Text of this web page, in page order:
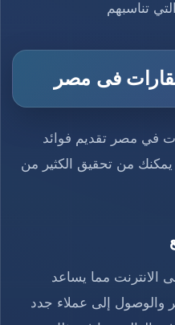
تناسبهم
فى مصر
في مصر تقديم فوائد
يمكنك من تحقيق الكثير من
الانترنت مما يساعد
والوصول إلى عملاء جدد